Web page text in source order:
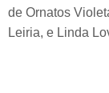
de Ornatos
Leiria, e Linda